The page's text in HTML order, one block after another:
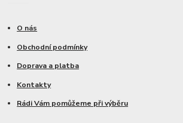
O nás
Obchodní podmínky
Doprava a platba
Kontakty
Rádi Vám pomůžeme při výběru